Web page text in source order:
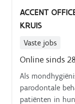
ACCENT
KRUIS
Vaste jobs
Online sinds
Als
parodontale
patiënten in